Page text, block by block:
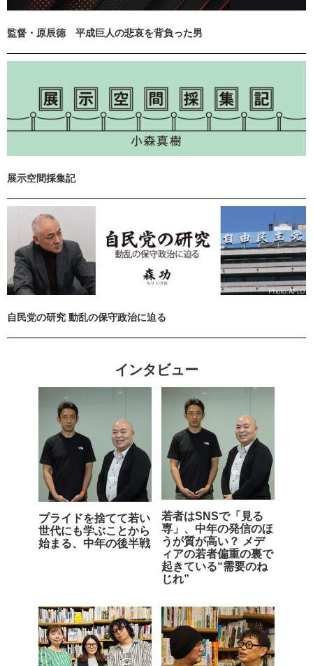
監督・原辰徳 平成巨人の悲哀を背負った男
展示空間採集記
自民党の研究 動乱の保守政治に迫る
インタビュー
プライドを捨てて若い
世代にも学ぶことから
始まる、中年の後半戦
若者はSNSで「見る
専」、中年の発信のほ
うが質が高い？ メデ
ィアの若者偏重の裏で
起きている“需要のね
じれ”